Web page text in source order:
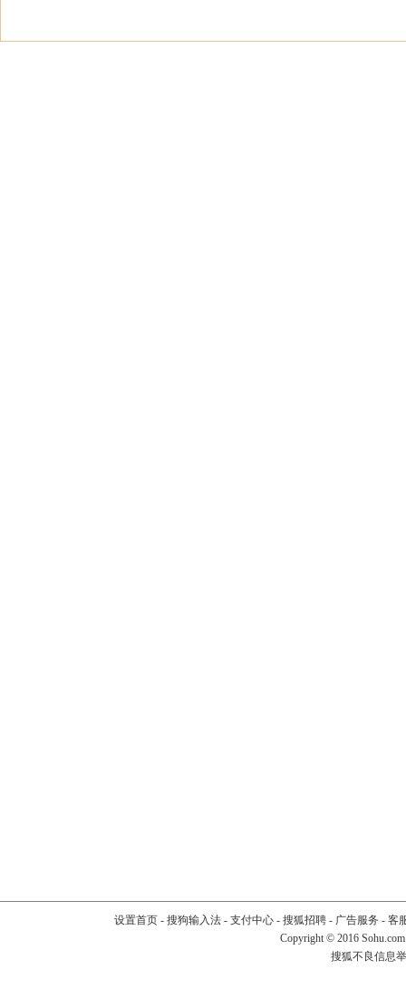
设置首页- 搜狗输入法- 支付中心- 搜狐招聘- 广告服务 - 客
Copyright © 2016
搜狐不良信息